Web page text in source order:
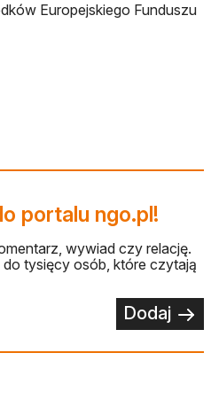
Europejskiego Funduszu
portalu ngo.pl!
wywiad czy relację.
tysięcy osób, które czytają
Dodaj